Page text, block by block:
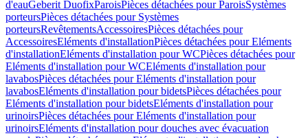
d'eauGeberit DuofixParoisPièces détachées pour ParoisSystèmes
porteursPièces détachées pour Systèmes
porteursRevêtementsAccessoiresPièces détachées pour
AccessoiresEléments d'installationPièces détachées pour Eléments
d'installationEléments d'installation pour WCPièces détachées pour
Eléments d'installation pour WCEléments d'installation pour
lavabosPièces détachées pour Eléments d'installation pour
lavabosEléments d'installation pour bidetsPièces détachées pour
Eléments d'installation pour bidetsEléments d'installation pour
urinoirsPièces détachées pour Eléments d'installation pour
urinoirsEléments d'installation pour douches avec évacuation